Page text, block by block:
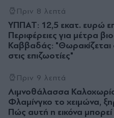
Πριν 8 λεπτά
ΥΠΠΑΤ: 12,5 εκατ. ευρώ
Περιφέρειες για μέτρα
Καββαδάς: "Θωρακίζεται
στις επιζωοτίες"
Πριν 9 λεπτά
Λιμνοθάλασσα
Φλαμίνγκο το χειμώνα,
Πώς αυτή η εικόνα μπορεί